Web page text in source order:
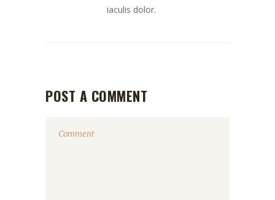
iaculis dolor.
POST A COMMENT